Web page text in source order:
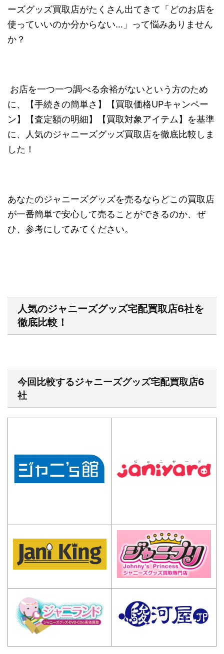
ーズグッズ買取店がたくさん出てきて「どのお店を
使っていいのか分からない…」って悩みありません
か？
お店を一つ一つ調べる余裕がないという方のため
に、
【手続きの簡単さ】【買取価格UPキャンペー
ン】【査定額の明細】【買取対象アイテム】 を基準
に、人気のジャニーズグッズ買取店を徹底比較しま
した！
あなたのジャニーズグッズを売るならどこの買取店
が一番簡単で安心して売ることができるのか、ぜ
ひ、参考にしてみてください。
人気のジャニーズグッズ宅配買取店6社を
徹底比較！
今回比較するジャニーズグッズ宅配買取店6
社